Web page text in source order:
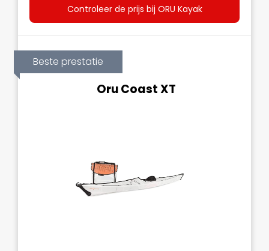
Controleer de prijs bij ORU Kayak
Beste prestatie
Oru Coast XT